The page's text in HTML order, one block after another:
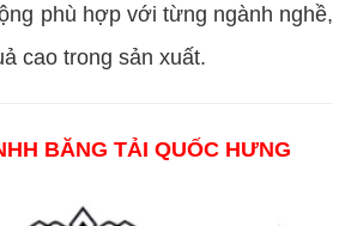
phù hợp với từng ngành nghề,
cao trong sản xuất.
BĂNG TẢI QUỐC HƯNG